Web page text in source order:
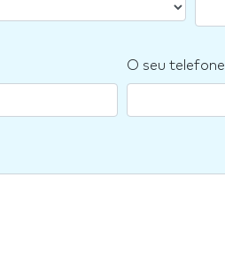
O seu telefone